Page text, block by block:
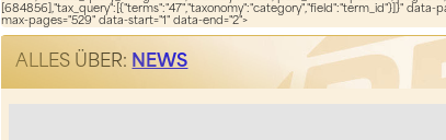
[684856],"tax_query":[{"terms":"47","taxonomy":"category","field":"term_id"}]}" data-
max-pages="529" data-start="1" data-end="2">
ALLES ÜBER: NEWS